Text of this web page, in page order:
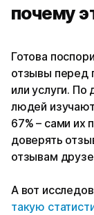
почему
Готова
отзывы перед
или услуги. По
людей
67% – сами их
доверять
отзывам
А вот
такую